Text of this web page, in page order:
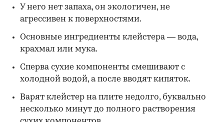
У него нет запаха, он экологичен, не
агрессивен к поверхностями.
Основные ингредиенты клейстера — вода,
крахмал или мука.
Сперва сухие компоненты смешивают с
холодной водой, а после вводят кипяток.
Варят клейстер на плите недолго, буквально
несколько минут до полного растворения